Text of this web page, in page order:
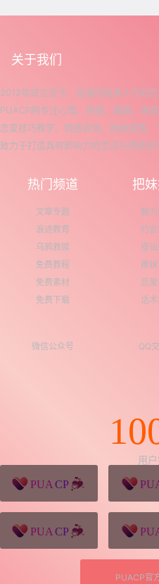
关于我们
2012年成立至今，是国内极具人气的
PUACP网专注心理、情感、婚姻、家
恋爱技巧教学、情感咨询、挽回爱情、
致力于打造具有影响力的生活与情感咨
热门频道
文章专题
浪迹教育
乌鸦救赎
免费教程
免费素材
免费下载
把
魅
约
搭
撩
恋
话
微信公众号 QQ
用
猪八戒源码 win10系统
XD学习网
PUACP官